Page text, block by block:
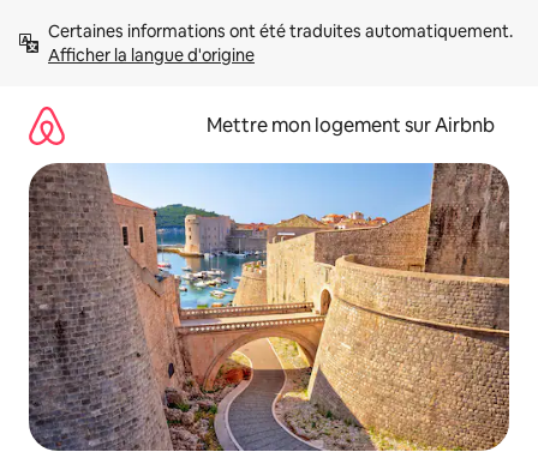
directement
Afficher la langue d'origine
Mettre mon logement sur Airbnb